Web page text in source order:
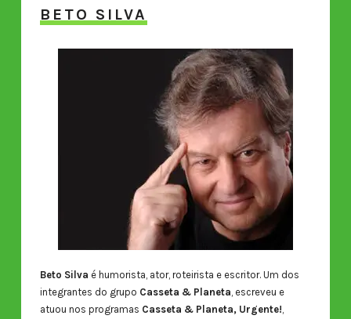
BETO SILVA
Beto Silva é humorista, ator, roteirista e escritor. Um dos
integrantes do grupo Casseta & Planeta , escreveu e
atuou nos programas Casseta & Planeta, Urgente!